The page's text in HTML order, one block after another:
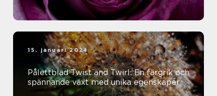
15. januari 2024
Pålettblad Twist and Twirl: En färgrik och
spännande växt med unika egenskaper